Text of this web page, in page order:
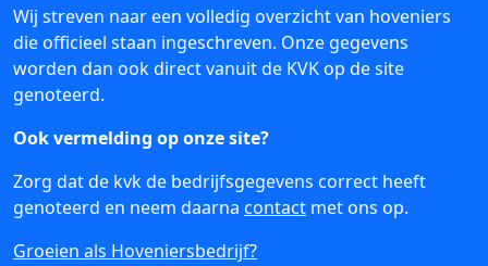
Wij streven naar een volledig overzicht van hoveniers
die officieel staan ingeschreven. Onze gegevens
worden dan ook direct vanuit de KVK op de site
genoteerd.
Ook vermelding op onze site?
Zorg dat de kvk de bedrijfsgegevens correct heeft
genoteerd en neem daarna contact met ons op.
Groeien als Hoveniersbedrijf?